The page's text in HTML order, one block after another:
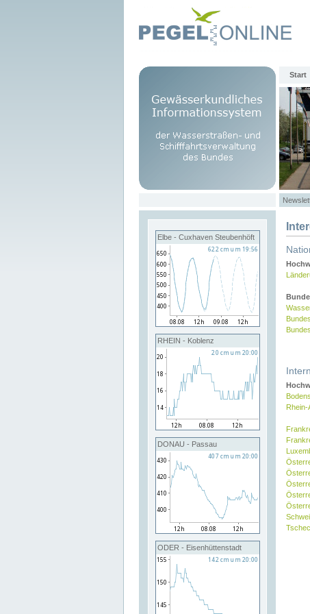
Start
Elbe - Cuxhaven Steubenhöft
RHEIN - Koblenz
DONAU - Passau
ODER - Eisenhüttenstadt
Rhein-